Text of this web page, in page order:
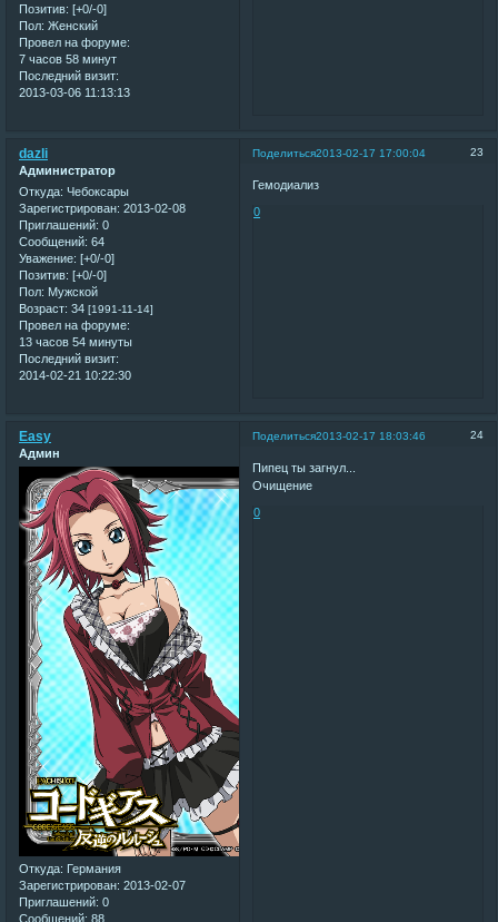
Позитив: [+0/-0]
Пол: Женский
Провел на форуме:
7 часов 58 минут
Последний визит:
2013-03-06 11:13:13
Поделиться 23
2013-02-17 17:00:04
dazli
Администратор
Откуда: Чебоксары
Зарегистрирован: 2013-02-08
Приглашений: 0
Сообщений: 64
Уважение: [+0/-0]
Позитив: [+0/-0]
Пол: Мужской
Возраст: 34 [1991-11-14]
Провел на форуме:
13 часов 54 минуты
Последний визит:
2014-02-21 10:22:30
Гемодиализ
0
Поделиться 24
2013-02-17 18:03:46
Easy
Админ
Откуда: Германия
Зарегистрирован: 2013-02-07
Приглашений: 0
Сообщений: 88
Пипец ты загнул...
Очищение
0